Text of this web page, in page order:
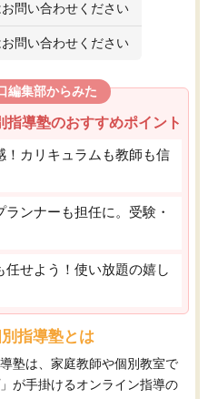
問い合わせください
問い合わせください
編集部からみた
指導塾のおすすめポイント
！カリキュラムも教師も信
ンナーも担任に。受験・
せよう！使い放題の嬉し
指導塾とは
塾は、家庭教師や個別教室で
が手掛けるオンライン指導の